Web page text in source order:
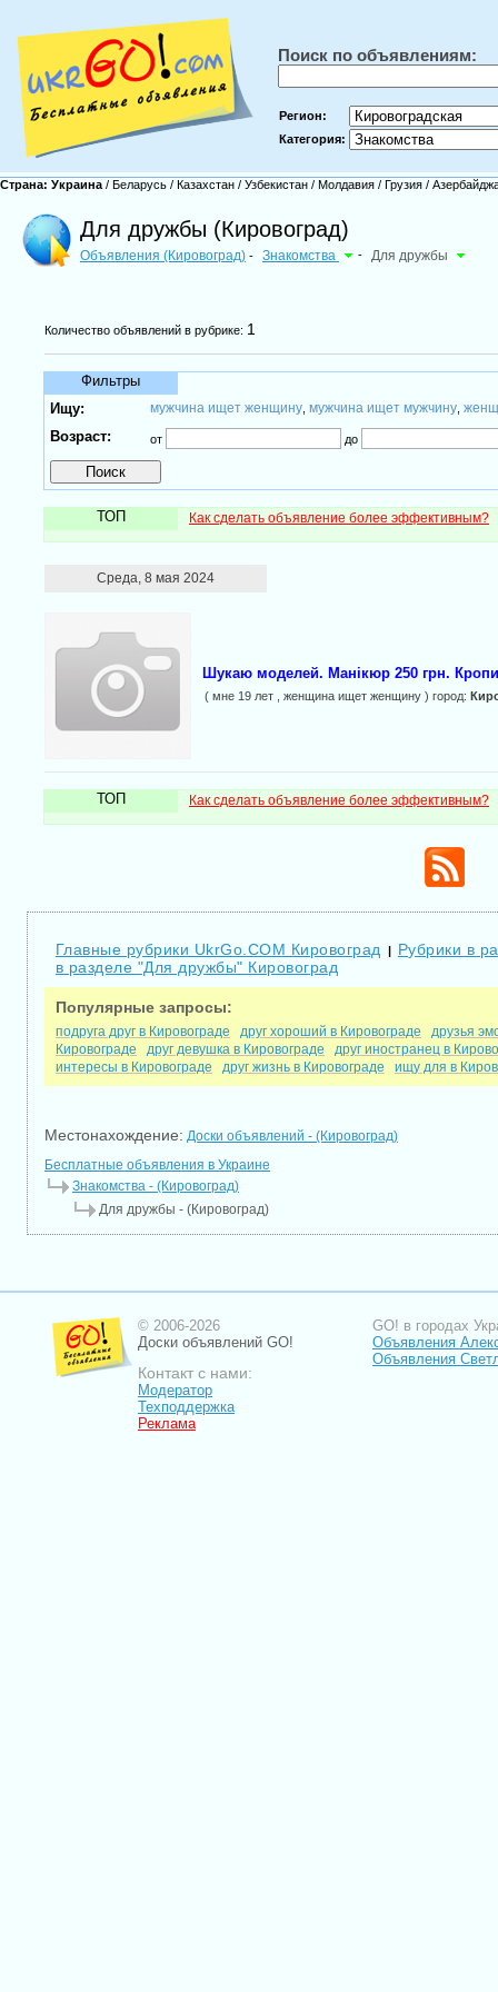
Поиск по объявлениям:
Регион:
Категория:
Страна: Украина / Беларусь / Казахстан / Узбекистан / Молдавия / Грузия /
Для дружбы (Кировоград)
Объявления (Кировоград) - Знакомства - Для дружбы
Количество объявлений в рубрике: 1
Фильтры
Ищу:
мужчина ищет женщину мужчина ищет мужчину
Возраст: от до
ТОП Как сделать объявление более эффективным?
Среда, 8 мая 2024
Шукаю моделей. Манікюр 250 грн.
( мне 19 лет , женщина ищет женщину ) город:
ТОП Как сделать объявление более эффективным?
Главные рубрики UkrGo.COM Кировоград | Рубрики в
в разделе "Для дружбы" Кировоград
Популярные запросы:
подруга друг в Кировограде друг хороший в Кировограде
друзья
Кировограде
друг девушка в Кировограде
друг иностранец в
интересы в Кировограде
друг жизнь в Кировограде ищу для в
Местонахождение: Доски объявлений - (Кировоград)
Бесплатные объявления в Украине
Знакомства - (Кировоград)
Для дружбы - (Кировоград)
© 2006-2026
Доски объявлений GO!
Контакт с нами:
Модератор
Техподдержка
Реклама
GO! в городах
Объявления
Объявления